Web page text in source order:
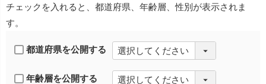
チェックを入れると、都道府県、年齢層、性別が表示されま
す。
都道府県を公開する
年齢層を公開する